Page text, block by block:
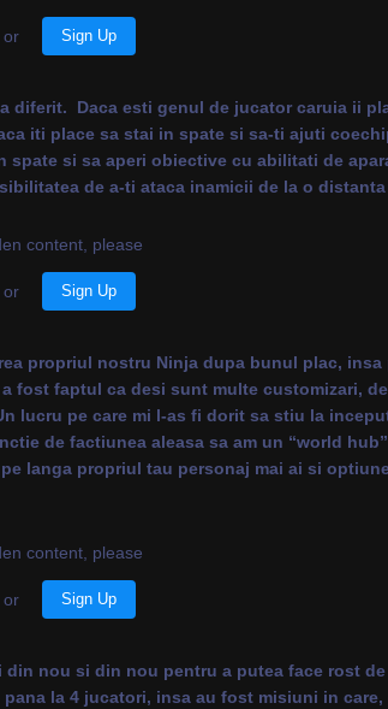
or Sign Up
Daca esti genul de jucator caruia ii
iti place sa stai in spate si sa-ti ajuti
si sa aperi obiective cu abilitati de
de a-ti ataca inamicii de la o
content, please
or Sign Up
propriul nostru Ninja dupa bunul plac, insa
fost faptul ca desi sunt multe customizari,
lucru pe care mi l-as fi dorit sa stiu la
de factiunea aleasa sa am un “world
langa propriul tau personaj mai ai si
content, please
or Sign Up
nou si din nou pentru a putea face rost
la 4 jucatori, insa au fost misiuni in